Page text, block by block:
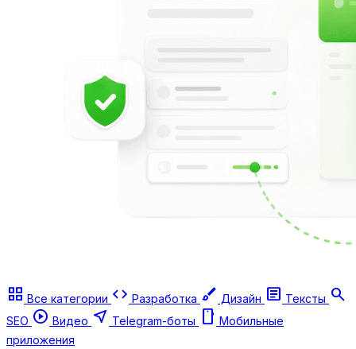
grid_view Все категории code Разработка brush Дизайн article Тексты search
SEO play_circle Видео near_me Telegram-боты smartphone Мобильные
приложения